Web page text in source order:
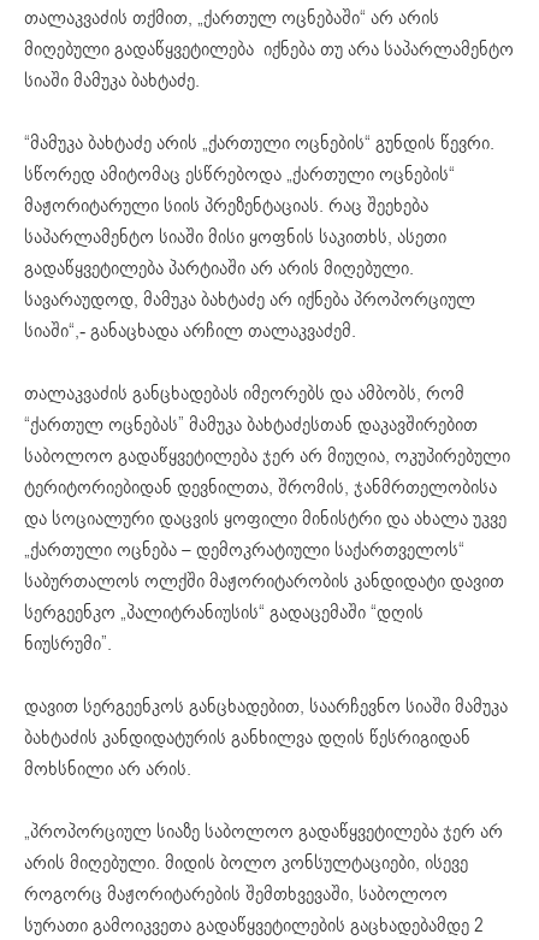
თალაკვაძის თქმით, „ქართულ ოცნებაში“ არ არის
მიღებული გადაწყვეტილება იქნება თუ არა საპარლამენტო
სიაში მამუკა ბახტაძე.
“მამუკა ბახტაძე არის „ქართული ოცნების“ გუნდის წევრი.
სწორედ ამიტომაც ესწრებოდა „ქართული ოცნების“
მაჟორიტარული სიის პრეზენტაციას. რაც შეეხება
საპარლამენტო სიაში მისი ყოფნის საკითხს, ასეთი
გადაწყვეტილება პარტიაში არ არის მიღებული.
სავარაუდოდ, მამუკა ბახტაძე არ იქნება პროპორციულ
სიაში“,- განაცხადა არჩილ თალაკვაძემ.
თალაკვაძის განცხადებას იმეორებს და ამბობს, რომ
“ქართულ ოცნებას” მამუკა ბახტაძესთან დაკავშირებით
საბოლოო გადაწყვეტილება ჯერ არ მიუღია, ოკუპირებული
ტერიტორიებიდან დევნილთა, შრომის, ჯანმრთელობისა
და სოციალური დაცვის ყოფილი მინისტრი და ახალა უკვე
„ქართული ოცნება – დემოკრატიული საქართველოს“
საბურთალოს ოლქში მაჟორიტარობის კანდიდატი დავით
სერგეენკო „პალიტრანიუსის“ გადაცემაში “დღის
ნიუსრუმი”.
დავით სერგეენკოს განცხადებით, საარჩევნო სიაში მამუკა
ბახტაძის კანდიდატურის განხილვა დღის წესრიგიდან
მოხსნილი არ არის.
„პროპორციულ სიაზე საბოლოო გადაწყვეტილება ჯერ არ
არის მიღებული. მიდის ბოლო კონსულტაციები, ისევე
როგორც მაჟორიტარების შემთხვევაში, საბოლოო
სურათი გამოიკვეთა გადაწყვეტილების გაცხადებამდე 2